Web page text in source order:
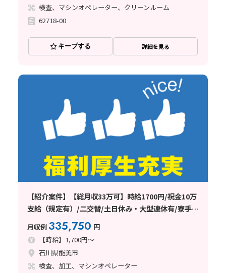
検査、マシンオペレーター、クリーンルーム
62718-00
キープする 詳細を見る
【紹介案件】【総月収33万可】時給1700円/祝金10万
支給（規定有）/二交替/土日休み・大型連休有/寮手配
月収例 335,750 円
【時給】1,700円～
石川県能美市
検査、加工、マシンオペレーター